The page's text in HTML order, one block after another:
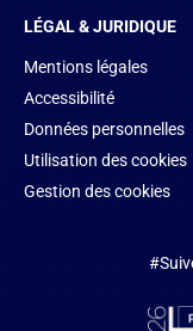
LÉGAL & JURIDIQUE
Mentions légales
Accessibilité
Données personnelles
Utilisation des cookies
Gestion des cookies